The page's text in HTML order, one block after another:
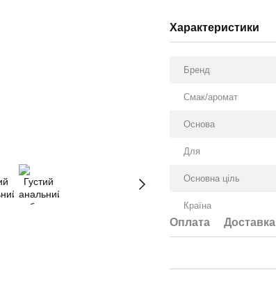
Характеристики
Бренд
Смак/аромат
Оснoва
Для
Основна ціль
Країна
Оплата Доставка